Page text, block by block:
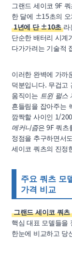
그랜드 세이코 9F
한 달에 ±15초의 오
1년에 단 ±10초 라
단순한 배터리 시계
다가가려는 기술적
이러한 완벽에 가까
덕분입니다. 무겁고
움직이는 트윈 펄스
흔들림을 잡아주는
깜짝할 사이인 1/
메커니즘은 9F 쿼츠
정점을 추구하면서
세이코 쿼츠의 진정
주요 쿼츠 모
가격 비교
그랜드 세이코 쿼
핵심 대표 모델들을
한눈에 비교하고 당